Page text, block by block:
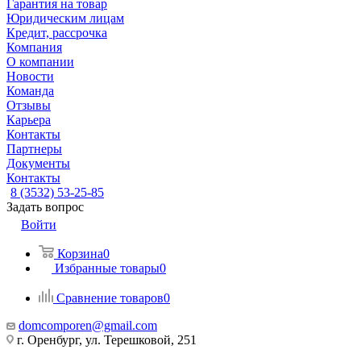
Гарантия на товар
Юридическим лицам
Кредит, рассрочка
Компания
О компании
Новости
Команда
Отзывы
Карьера
Контакты
Партнеры
Документы
Контакты
8 (3532) 53-25-85
Задать вопрос
Войти
Корзина0
Избранные товары0
Сравнение товаров0
domcomporen@gmail.com
г. Оренбург, ул. Терешковой, 251